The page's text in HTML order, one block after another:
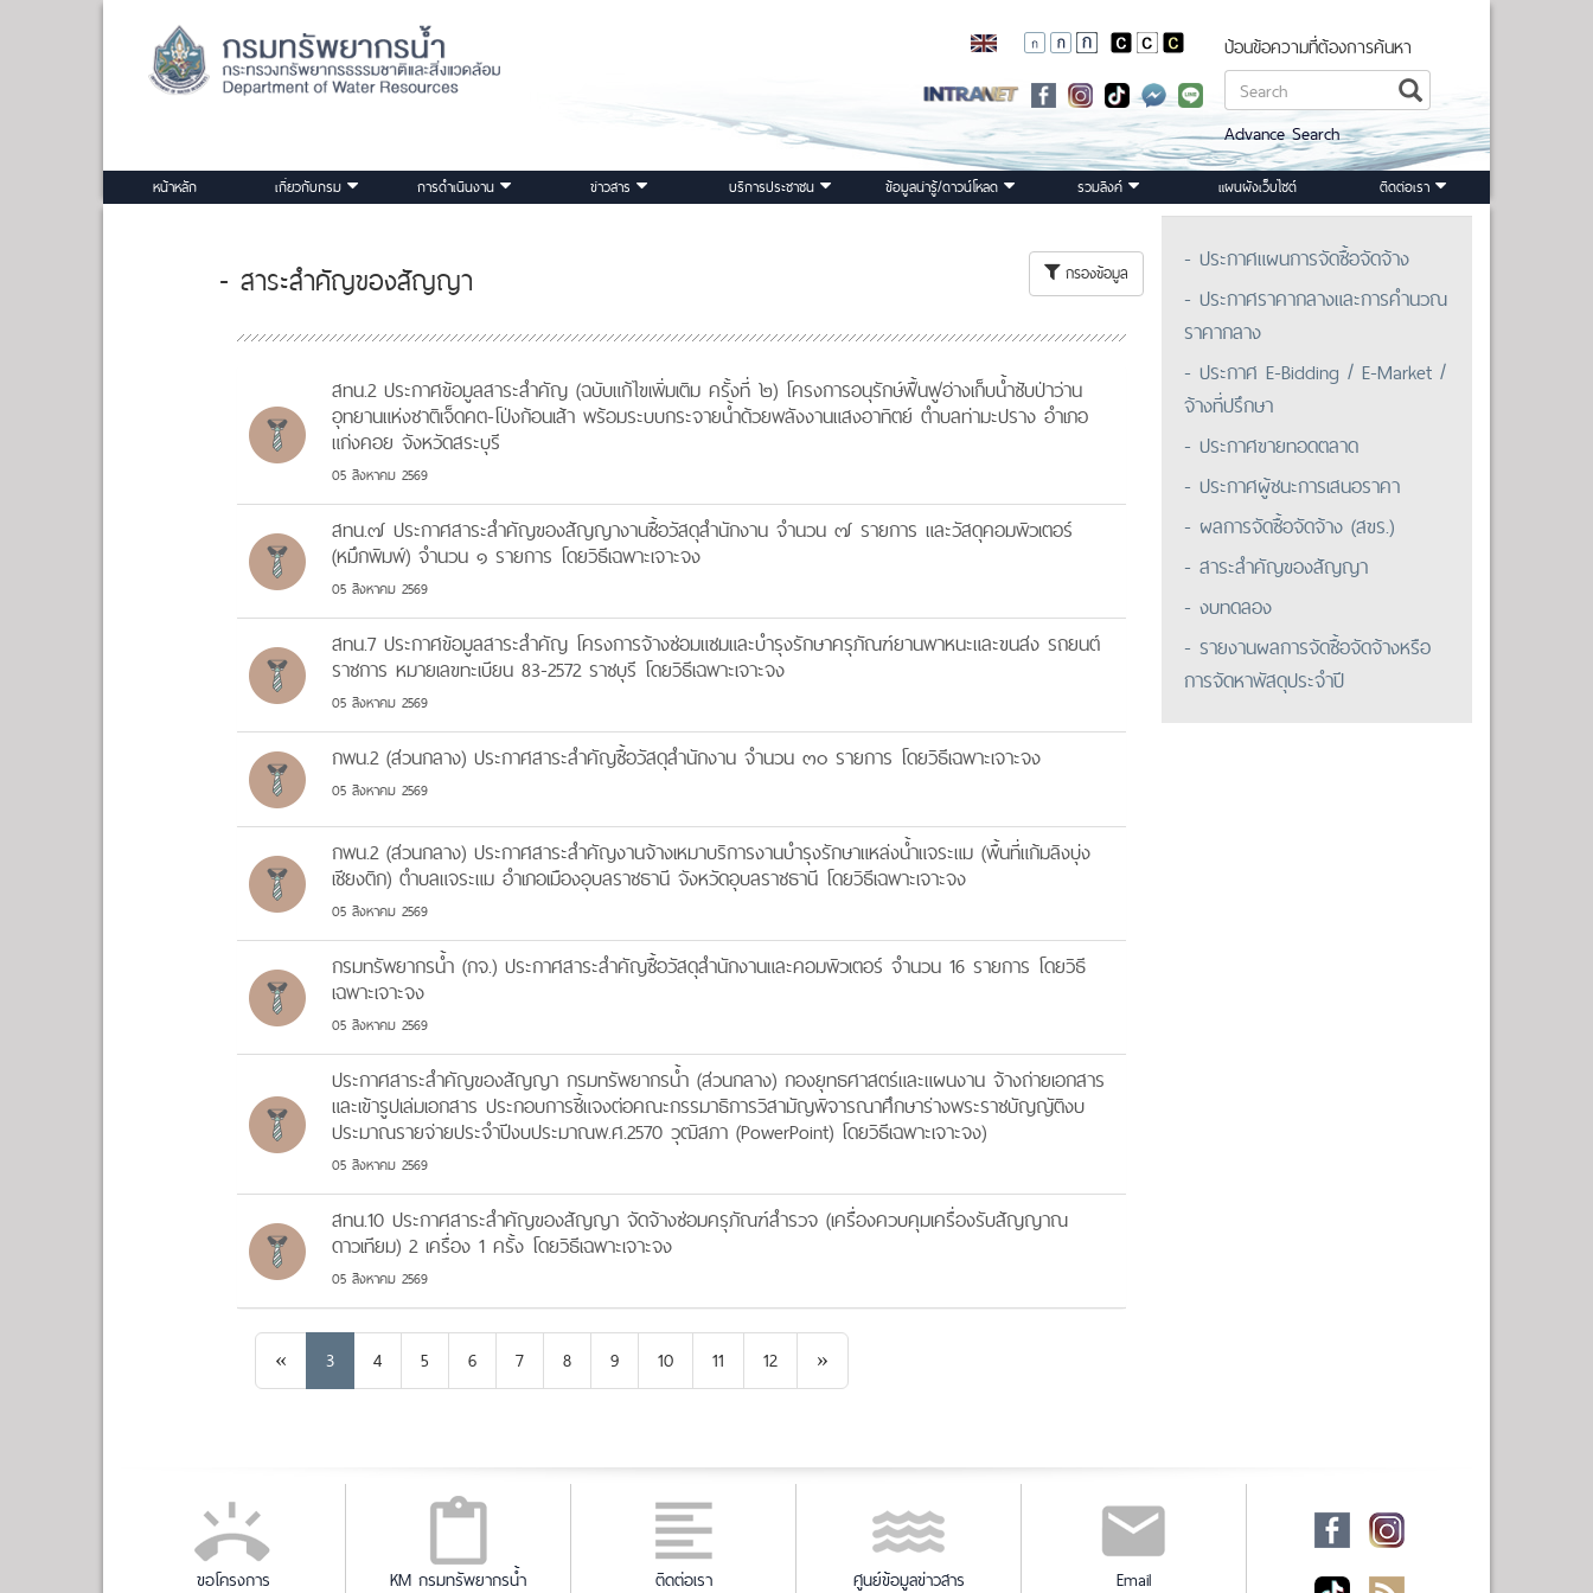
ป้อนข้อความที่ต้องการค้นหา
Advance Search
หน้าหลัก เกี่ยวกับกรม การดำเนินงาน ข่าวสาร บริการประชาชน ข้อมูลน่ารู้/ดาวน์โหลด รวมลิงค์ แผนผังเว็บไซต์ ติดต่อเรา
- สาระสำคัญของสัญญา กรองข้อมูล
สทน.2 ประกาศข้อมูลสาระสำคัญ (ฉบับแก้ไขเพิ่มเติม ครั้งที่ ๒) โครงการอนุรักษ์ฟื้นฟูอ่างเก็บน้ำซับป่าว่าน
อุทยานแห่งชาติเจ็ดคต-โป่งก้อนเส้า พร้อมระบบกระจายน้ำด้วยพลังงานแสงอาทิตย์ ตำบลท่ามะปราง อำเภอ
แก่งคอย จังหวัดสระบุรี
05 สิงหาคม 2569
สทน.๗ ประกาศสาระสำคัญของสัญญางานซื้อวัสดุสำนักงาน จำนวน ๗ รายการ และวัสดุคอมพิวเตอร์
(หมึกพิมพ์) จำนวน ๑ รายการ โดยวิธีเฉพาะเจาะจง
05 สิงหาคม 2569
สทน.7 ประกาศข้อมูลสาระสำคัญ โครงการจ้างซ่อมแซมและบำรุงรักษาครุภัณฑ์ยานพาหนะและขนส่ง รถยนต์
ราชการ หมายเลขทะเบียน 83-2572 ราชบุรี โดยวิธีเฉพาะเจาะจง
05 สิงหาคม 2569
กพน.2 (ส่วนกลาง) ประกาศสาระสำคัญซื้อวัสดุสำนักงาน จำนวน ๓๐ รายการ โดยวิธีเฉพาะเจาะจง
05 สิงหาคม 2569
กพน.2 (ส่วนกลาง) ประกาศสาระสำคัญงานจ้างเหมาบริการงานบำรุงรักษาแหล่งน้ำแจระแม (พื้นที่แก้มลิงบุ่ง
เชียงติก) ตำบลแจระแม อำเภอเมืองอุบลราชธานี จังหวัดอุบลราชธานี โดยวิธีเฉพาะเจาะจง
05 สิงหาคม 2569
กรมทรัพยากรน้ำ (กจ.) ประกาศสาระสำคัญซื้อวัสดุสำนักงานและคอมพิวเตอร์ จำนวน 16 รายการ โดยวิธี
เฉพาะเจาะจง
05 สิงหาคม 2569
ประกาศสาระสำคัญของสัญญา กรมทรัพยากรน้ำ (ส่วนกลาง) กองยุทธศาสตร์และแผนงาน จ้างถ่ายเอกสาร
และเข้ารูปเล่มเอกสาร ประกอบการชี้แจงต่อคณะกรรมาธิการวิสามัญพิจารณาศึกษาร่างพระราชบัญญัติงบ
ประมาณรายจ่ายประจำปีงบประมาณพ.ศ.2570 วุฒิสภา (PowerPoint) โดยวิธีเฉพาะเจาะจง)
05 สิงหาคม 2569
สทน.10 ประกาศสาระสำคัญของสัญญา จัดจ้างซ่อมครุภัณฑ์สำรวจ (เครื่่องควบคุมเครื่องรับสัญญาณ
ดาวเทียม) 2 เครื่อง 1 ครั้ง โดยวิธีเฉพาะเจาะจง
05 สิงหาคม 2569
«Previous
3 4 5 6 7 8 9 10 11 12 »Next
- ประกาศแผนการจัดซื้อจัดจ้าง
- ประกาศราคากลางและการคำนวณ
ราคากลาง
- ประกาศ E-Bidding / E-Market /
จ้างที่ปรึกษา
- ประกาศขายทอดตลาด
- ประกาศผู้ชนะการเสนอราคา
- ผลการจัดซื้อจัดจ้าง (สขร.)
- สาระสำคัญของสัญญา
- งบทดลอง
- รายงานผลการจัดซื้อจัดจ้างหรือ
การจัดหาพัสดุประจำปี
ขอโครงการ KM กรมทรัพยากรน้ำ ติดต่อเรา ศูนย์ข้อมูลข่าวสาร Email